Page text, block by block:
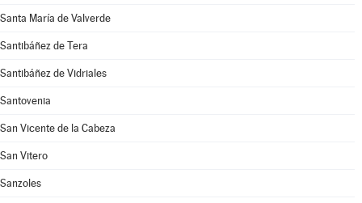
Santa María de Valverde
Santibáñez de Tera
Santibáñez de Vidriales
Santovenia
San Vicente de la Cabeza
San Vitero
Sanzoles